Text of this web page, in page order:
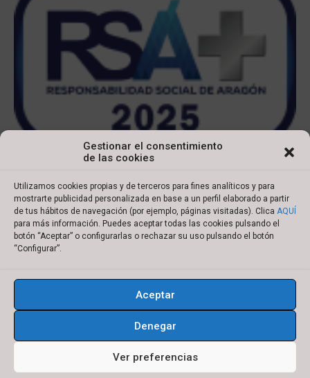
Gestionar el consentimiento
de las cookies
Utilizamos cookies propias y de terceros para fines analíticos y para
mostrarte publicidad personalizada en base a un perfil elaborado a partir
de tus hábitos de navegación (por ejemplo, páginas visitadas). Clica AQUÍ
para más información. Puedes aceptar todas las cookies pulsando el
botón “Aceptar” o configurarlas o rechazar su uso pulsando el botón
“Configurar”.
Aceptar
Denegar
Ver preferencias
Copyright © 2022 Ibersyd
s
a
i
n
k
e
d
w
i
t
t
e
u
u
Aviso legal
Política de cookies
Condiciones de compra